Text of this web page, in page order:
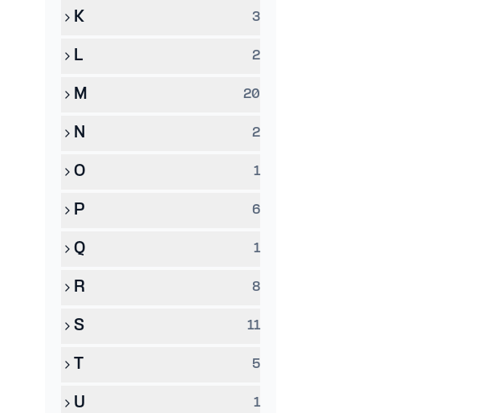
K 3
L 2
M 20
N 2
O 1
P 6
Q 1
R 8
S 11
T 5
U 1